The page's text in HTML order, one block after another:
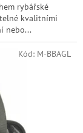
rybářské
kvalitními
nebo...
Kód: M-BBAGL